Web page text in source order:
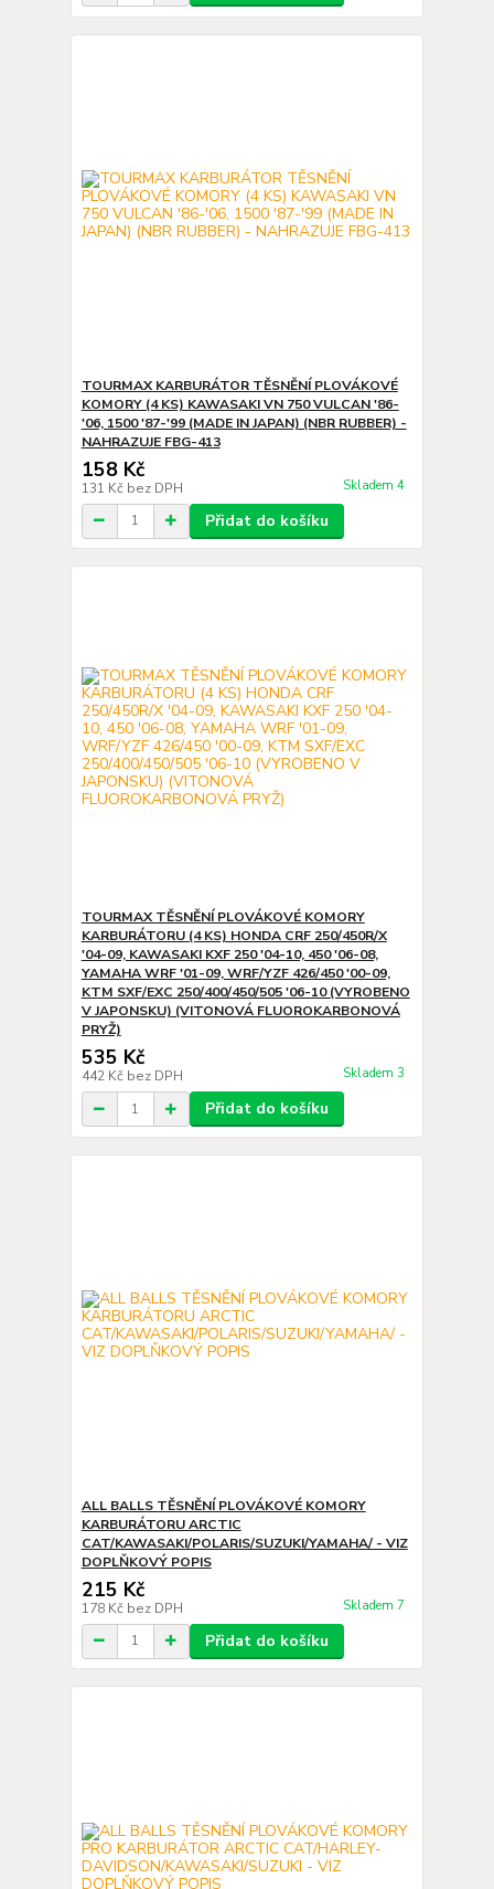
TOURMAX KARBURÁTOR TĚSNĚNÍ PLOVÁKOVÉ
KOMORY (4 KS) KAWASAKI VN 750 VULCAN '86-
'06, 1500 '87-'99 (MADE IN JAPAN) (NBR RUBBER) -
NAHRAZUJE FBG-413
158 Kč
131 Kč bez DPH Skladem 4
Přidat do košíku
TOURMAX TĚSNĚNÍ PLOVÁKOVÉ KOMORY
KARBURÁTORU (4 KS) HONDA CRF 250/450R/X
'04-09, KAWASAKI KXF 250 '04-10, 450 '06-08,
YAMAHA WRF '01-09, WRF/YZF 426/450 '00-09,
KTM SXF/EXC 250/400/450/505 '06-10 (VYROBENO
V JAPONSKU) (VITONOVÁ FLUOROKARBONOVÁ
PRYŽ)
535 Kč
442 Kč bez DPH Skladem 3
Přidat do košíku
ALL BALLS TĚSNĚNÍ PLOVÁKOVÉ KOMORY
KARBURÁTORU ARCTIC
CAT/KAWASAKI/POLARIS/SUZUKI/YAMAHA/ - VIZ
DOPLŇKOVÝ POPIS
215 Kč
178 Kč bez DPH Skladem 7
Přidat do košíku